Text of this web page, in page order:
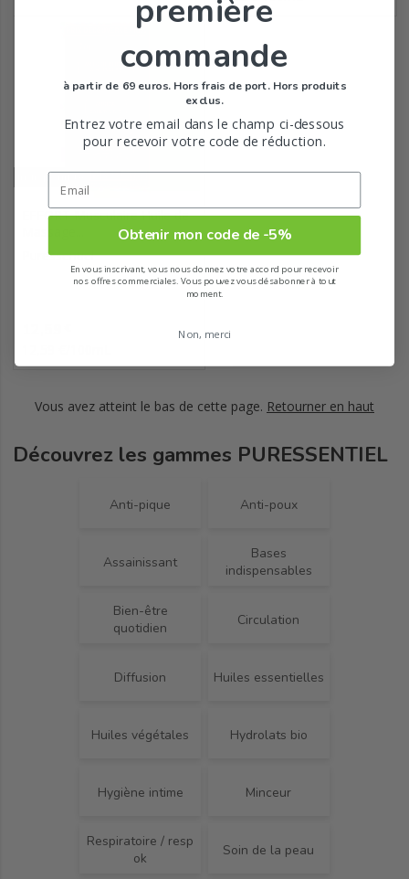
Indisponible
EFFORT Musculaire Huile de
Puressentiel
Vous avez atteint le bas de cette page. Retourner en haut
Découvrez les gammes PURESSENTIEL
Anti-pique Anti-poux
Assainissant
Bases
indispensables
Bien-être
quotidien
Circulation
Diffusion Huiles essentielles
Huiles végétales Hydrolats bio
Hygiène intime Minceur
Respiratoire / resp
ok
Soin de la peau
première
commande
à partir de 69 euros. Hors frais de port. Hors produits
exclus.
Entrez votre email dans le champ ci-dessous
pour recevoir votre code de réduction.
Obtenir mon code de -5%
En vous inscrivant, vous nous donnez votre accord pour recevoir
nos offres commerciales. Vous pouvez vous désabonner à tout
moment.
Non, merci